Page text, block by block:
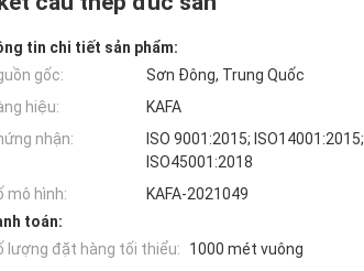
tin chi tiết sản phẩm:
gốc:
Sơn Đông, Trung Quốc
hiệu:
KAFA
nhận:
ISO 9001:2015; ISO14001:2015;
ISO45001:2018
mô hình:
KAFA-2021049
toán:
lượng đặt hàng tối thiểu:
1000 mét vuông